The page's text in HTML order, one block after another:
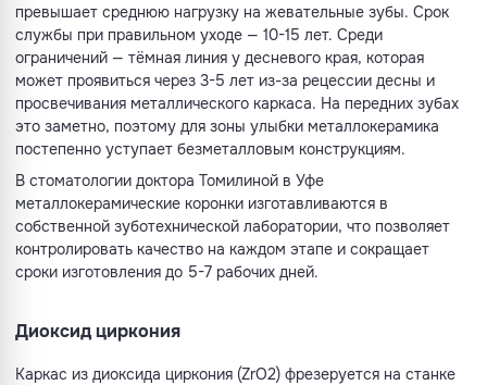
превышает среднюю нагрузку на жевательные зубы. Срок
службы при правильном уходе — 10-15 лет. Среди
ограничений — тёмная линия у десневого края, которая
может проявиться через 3-5 лет из-за рецессии десны и
просвечивания металлического каркаса. На передних зубах
это заметно, поэтому для зоны улыбки металлокерамика
постепенно уступает безметалловым конструкциям.
В стоматологии доктора Томилиной в Уфе
металлокерамические коронки изготавливаются в
собственной зуботехнической лаборатории, что позволяет
контролировать качество на каждом этапе и сокращает
сроки изготовления до 5-7 рабочих дней.
Диоксид циркония
Каркас из диоксида циркония (ZrO2) фрезеруется на станке